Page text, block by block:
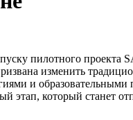
пилотного
изменить
и
этап, который станет